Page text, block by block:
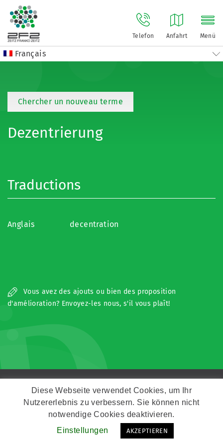
Menü
Telefon Anfahrt
Français
Chercher un nouveau terme
Dezentrierung
Traductions
Anglais decentration
Vous avez des ajouts ou bien des proposition
d'amélioration? Envoyez-les nous, s'il vous plaît!
Kontakt Impressum Datenschutz
Diese Webseite verwendet Cookies, um Ihr
Nutzererlebnis zu verbessern. Sie können nicht
notwendige Cookies deaktivieren.
Einstellungen
AKZEPTIEREN